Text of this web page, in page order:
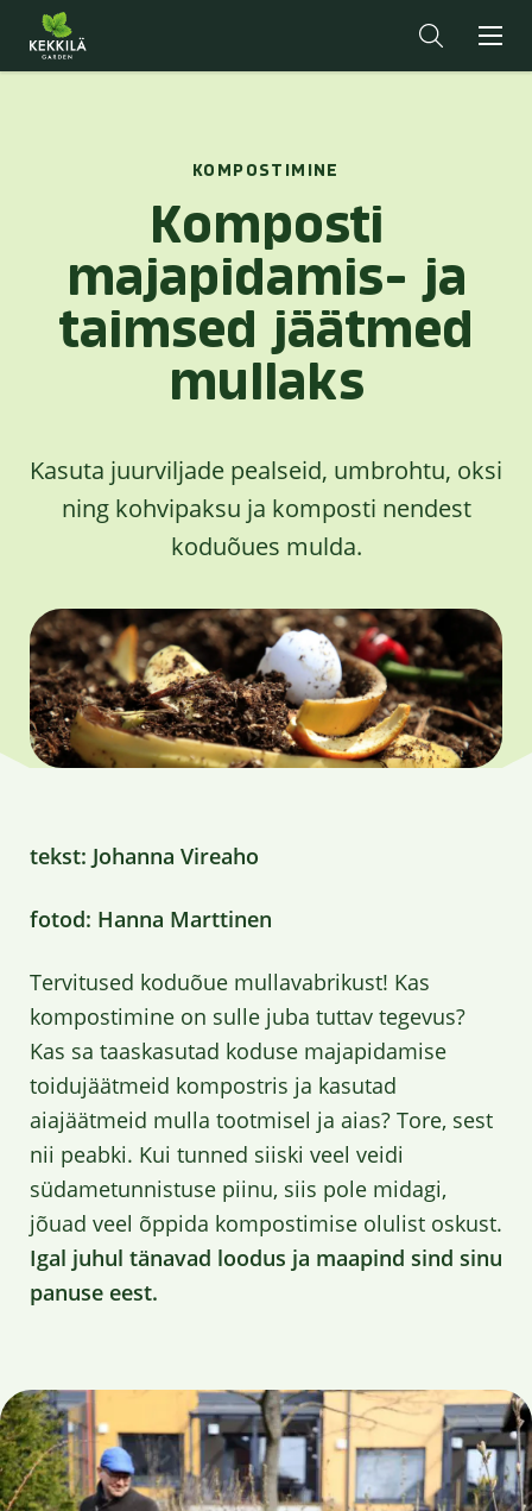
KOMPOSTIMINE
Komposti
majapidamis- ja
taimsed jäätmed
mullaks
Kasuta juurviljade pealseid, umbrohtu, oksi
ning kohvipaksu ja komposti nendest
koduõues mulda.
tekst: Johanna Vireaho
fotod: Hanna Marttinen
Tervitused koduõue mullavabrikust! Kas
kompostimine on sulle juba tuttav tegevus?
Kas sa taaskasutad koduse majapidamise
toidujäätmeid kompostris ja kasutad
aiajäätmeid mulla tootmisel ja aias? Tore, sest
nii peabki. Kui tunned siiski veel veidi
südametunnistuse piinu, siis pole midagi,
jõuad veel õppida kompostimise olulist oskust.
Igal juhul tänavad loodus ja maapind sind sinu
panuse eest.